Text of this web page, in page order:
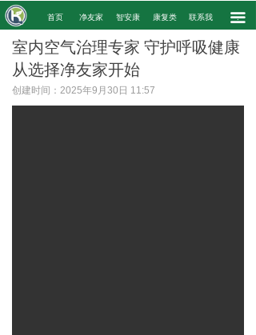
끀
. 首页 净友家 智安康 康复类 联系我 .
室内空气治理专家 守护呼吸健康
从选择净友家开始
创建时间： 2025年9月30日 11:57